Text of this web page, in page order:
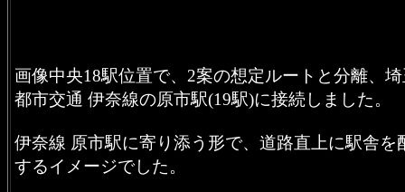
画像中央18駅位置で、2案の想定ルートと分離、
都市交通 伊奈線の原市駅(19駅)に接続しました。
伊奈線 原市駅に寄り添う形で、道路直上に駅舎を
するイメージでした。